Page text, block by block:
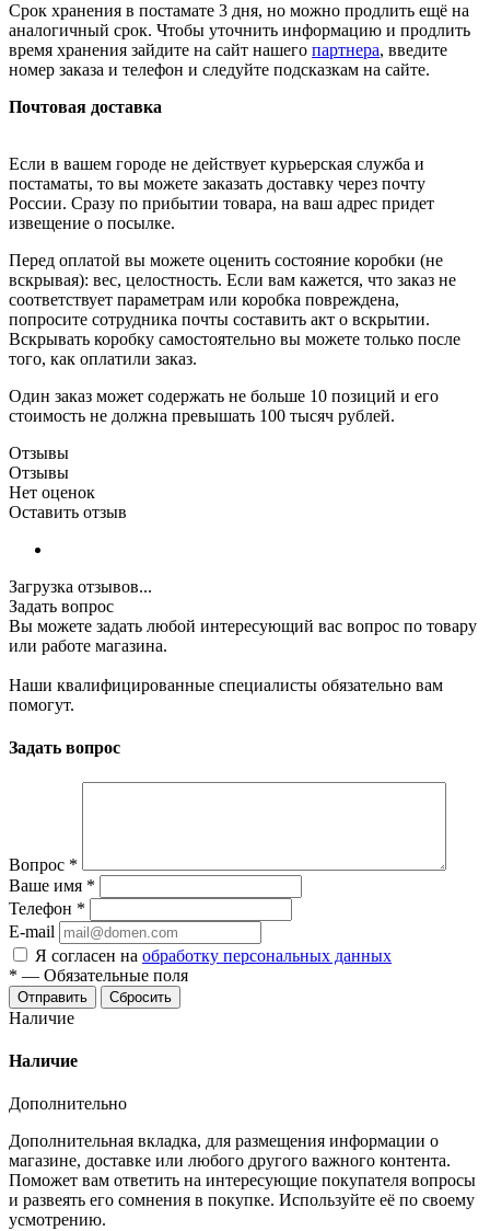
Срок хранения в постамате 3 дня, но можно продлить ещё на
аналогичный срок. Чтобы уточнить информацию и продлить
время хранения зайдите на сайт нашего партнера, введите
номер заказа и телефон и следуйте подсказкам на сайте.
Почтовая доставка
Если в вашем городе не действует курьерская служба и
постаматы, то вы можете заказать доставку через почту
России. Сразу по прибытии товара, на ваш адрес придет
извещение о посылке.
Перед оплатой вы можете оценить состояние коробки (не
вскрывая): вес, целостность. Если вам кажется, что заказ не
соответствует параметрам или коробка повреждена,
попросите сотрудника почты составить акт о вскрытии.
Вскрывать коробку самостоятельно вы можете только после
того, как оплатили заказ.
Один заказ может содержать не больше 10 позиций и его
стоимость не должна превышать 100 тысяч рублей.
Отзывы
Отзывы
Нет оценок
Оставить отзыв
Загрузка отзывов...
Задать вопрос
Вы можете задать любой интересующий вас вопрос по товару
или работе магазина.
Наши квалифицированные специалисты обязательно вам
помогут.
Задать вопрос
Вопрос *
Ваше имя *
Телефон *
E-mail
Я согласен на обработку персональных данных
* — Обязательные поля
Отправить Сбросить
Наличие
Наличие
Дополнительно
Дополнительная вкладка, для размещения информации о
магазине, доставке или любого другого важного контента.
Поможет вам ответить на интересующие покупателя вопросы
и развеять его сомнения в покупке. Используйте её по своему
усмотрению.